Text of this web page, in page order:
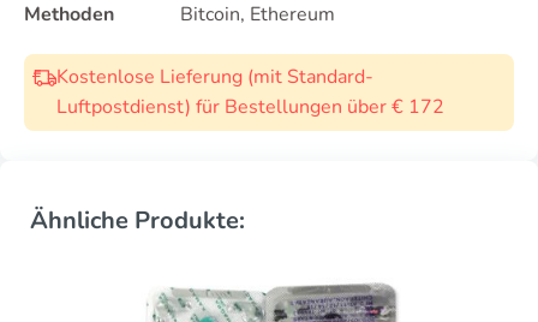
Methoden
Bitcoin, Ethereum
Kostenlose Lieferung (mit Standard-
Luftpostdienst) für Bestellungen über € 172
Ähnliche Produkte: